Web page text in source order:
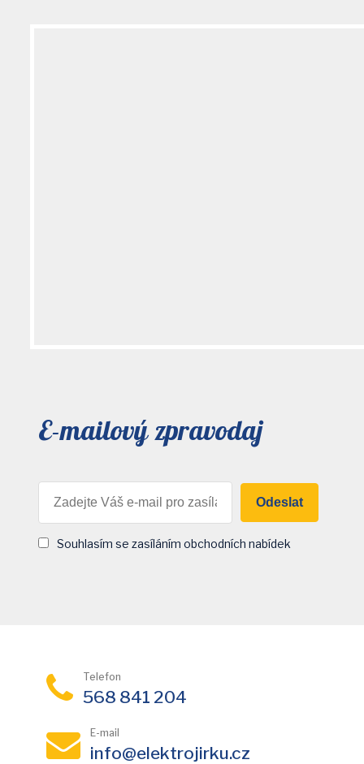
E-mailový zpravodaj
Odeslat
Souhlasím se zasíláním obchodních nabídek
Telefon
568 841 204
E-mail
info@elektrojirku.cz